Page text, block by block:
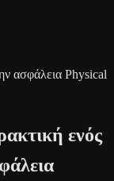
ασφάλεια Physical
ενός